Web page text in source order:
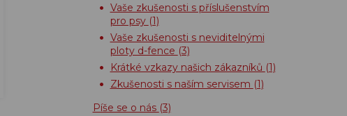
Vaše zkušenosti s příslušenstvím
pro psy (1)
Vaše zkušenosti s neviditelnými
ploty d-fence (3)
Krátké vzkazy našich zákazníků (1)
Zkušenosti s naším servisem (1)
Píše se o nás (3)